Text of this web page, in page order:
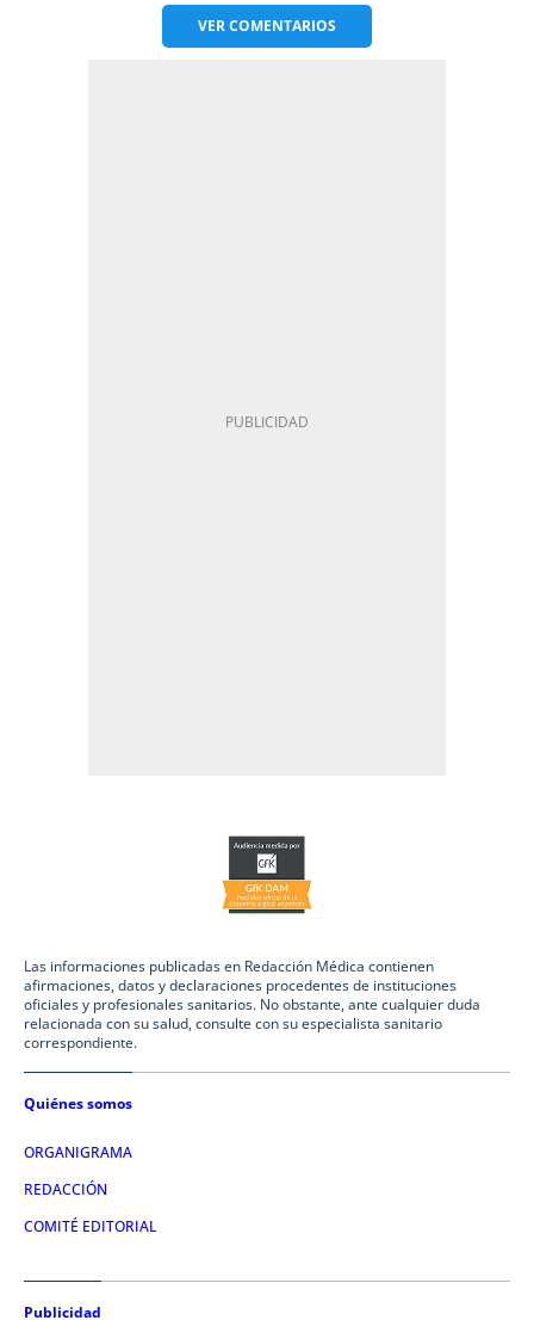
VERCOMENTARIOS
Las informaciones publicadas en Redacción Médica contienen
afirmaciones, datos y declaraciones procedentes de instituciones
oficiales y profesionales sanitarios. No obstante, ante cualquier duda
relacionada con su salud, consulte con su especialista sanitario
correspondiente.
Quiénes somos
ORGANIGRAMA
REDACCIÓN
COMITÉ EDITORIAL
Publicidad